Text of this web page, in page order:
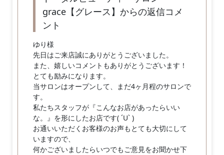
grace【グレース】からの返信コメ
ント
ゆり様
先日はご来店誠にありがとうございました。
また、嬉しいコメントもありがとうございます！
とても励みになります。
当サロンはオープンして、まだ4ヶ月程のサロンで
す。
私たちスタッフが『こんなお店があったらいい
な。』を形にしたお店です( ´U` )
お通いいただくお客様のお声もとても大切にして
いますので、
何かございましたらいつでもご意見をお聞かせ下